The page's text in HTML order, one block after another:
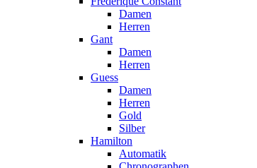
Damen
Herren
Gant
Damen
Herren
Guess
Damen
Herren
Gold
Silber
Hamilton
Automatik